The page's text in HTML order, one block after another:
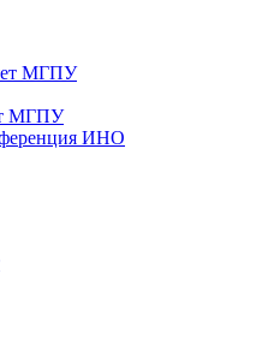
МГПУ
МГПУ
ИНО